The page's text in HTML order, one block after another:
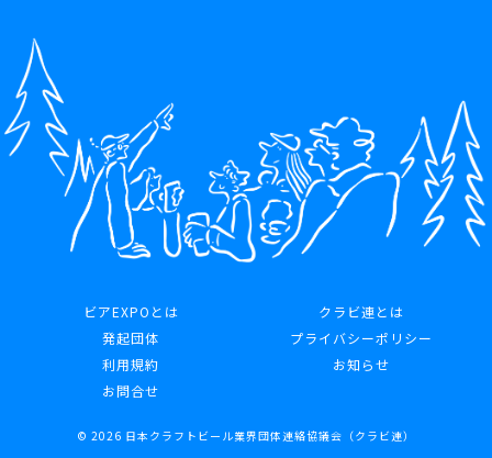
ビアEXPOとは
クラビ連とは
発起団体
プライバシーポリシー
利用規約
お知らせ
お問合せ
© 2026 日本クラフトビール業界団体連絡協議会（クラビ連）